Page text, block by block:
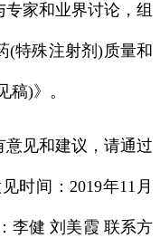
家和业界讨论，组
(特殊注射剂)质量和
稿)》。
见和建议，请通过
时间：2019年11月
李健 刘美霞 联系方